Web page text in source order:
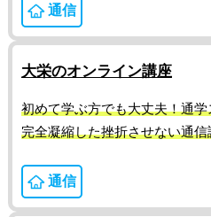
通信
大栄のオンライン講座
初めて学ぶ方でも大丈夫！通
完全凝縮した挫折させない通信
通信